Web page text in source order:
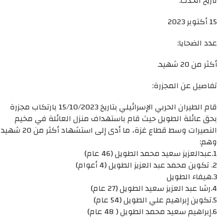
15 أكتوبر 2023
عدد الضحايا:
أكثر من 20 شهيد.
تفاصيل عن المجزرة:
قام الطيران الحربي الإسرائيلي بتاريخ 15/10/2023 بارتكاب مجزرة
بحق عائلة الطويل حيث قام باستهداف منزل العائلة في مخيم
النصيرات وسط قطاع غزة، ما أدى إلى استشهاد أكثر من 20 شهيد
وهم:
1.عبدالعزيز سعيد محمد الطويل (46 عام)
2. تكوين محمد عبد العزيز الطويل (4 أعوام)
3.هيفاء الطويل
4.رشا عبد العزيز سعيد الطويل (27 عام)
5.تكوين إبراهيم علي الطويل (54 عام)
6.إبراهيم سعيد محمد الطويل ( 48 عام)